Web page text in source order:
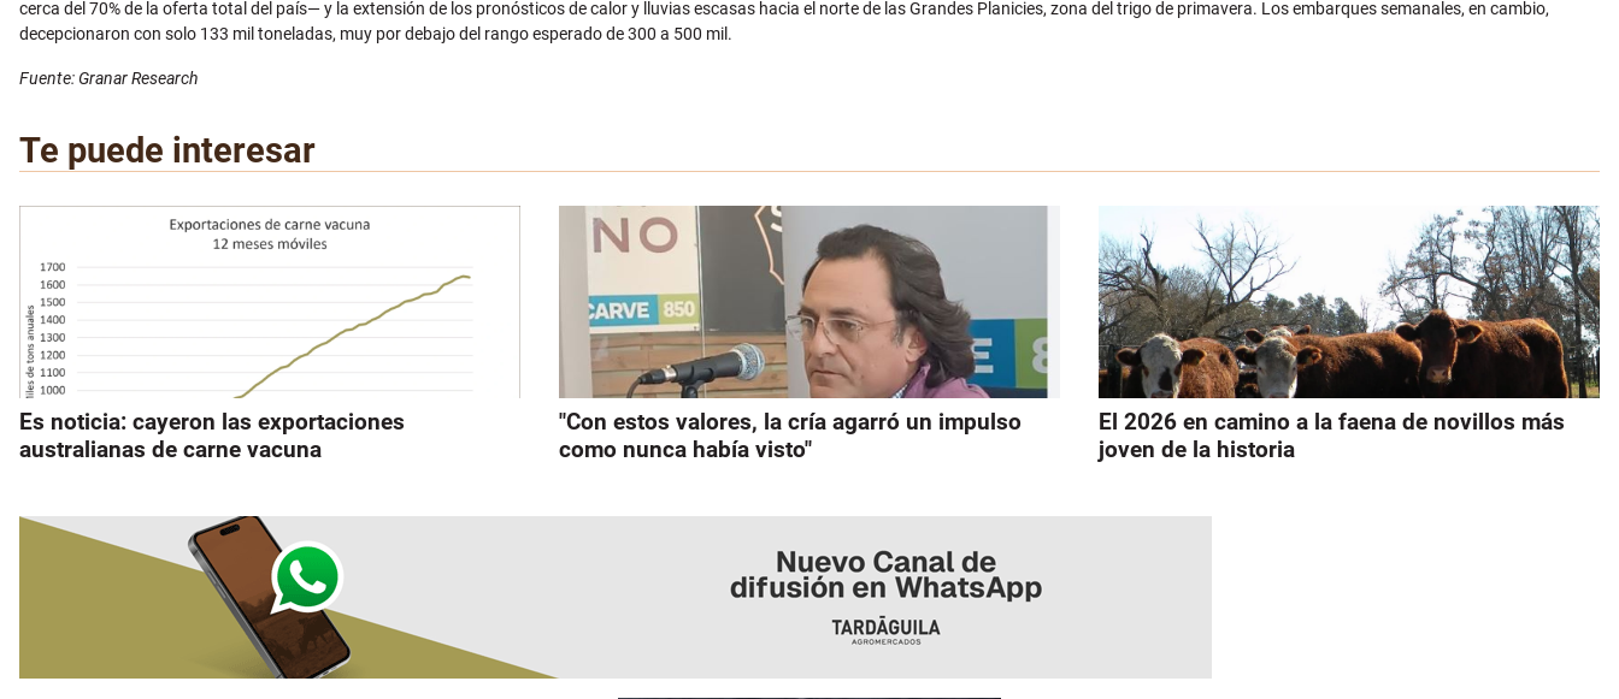
cerca del 70% de la oferta total del país— y la extensión de los pronósticos de calor y lluvias escasas hacia el norte de las Grandes Planicies, zona del trigo de primavera. Los embarques semanales, en cambio,
decepcionaron con solo 133 mil toneladas, muy por debajo del rango esperado de 300 a 500 mil.
Fuente: Granar Research
Te puede interesar
Es noticia: cayeron las exportaciones
australianas de carne vacuna
"Con estos valores, la cría agarró un impulso
como nunca había visto"
El 2026 en camino a la faena de novillos más
joven de la historia